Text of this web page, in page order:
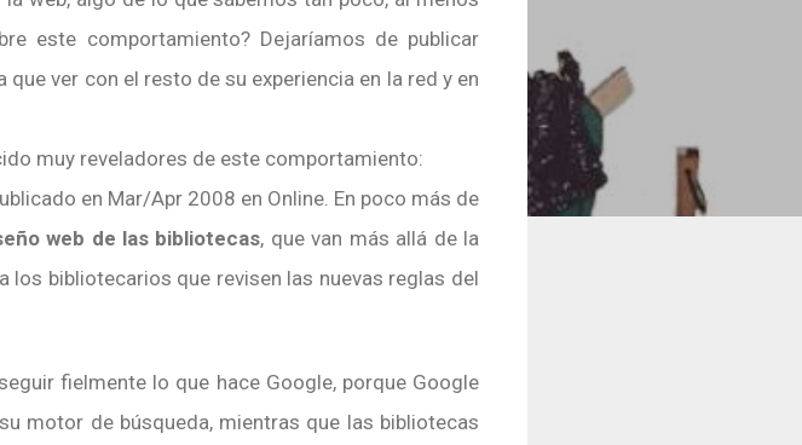
este comportamiento? Dejaríamos de publicar
ver con el resto de su experiencia en la red y en
muy reveladores de este comportamiento:
en Mar/Apr 2008 en Online. En poco más de
web de las bibliotecas, que van más allá de la
los bibliotecarios que revisen las nuevas reglas del
fielmente lo que hace Google, porque Google
motor de búsqueda, mientras que las bibliotecas